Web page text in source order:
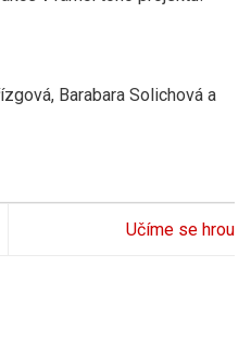
Barabara Solichová a
Učíme se hrou